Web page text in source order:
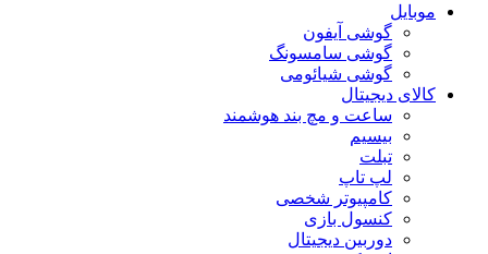
موبایل
گوشی آیفون
گوشی سامسونگ
گوشی شیائومی
کالای دیجیتال
ساعت و مچ بند هوشمند
بیسیم
تبلت
لپ تاپ
کامپیوتر شخصی
کنسول بازی
دوربین دیجیتال